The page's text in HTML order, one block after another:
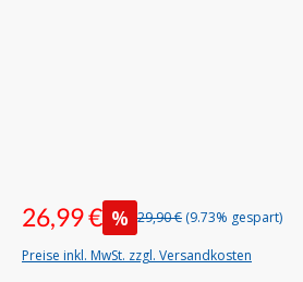
26,99 € % 29,90 € (9.73% gespart)
Preise inkl. MwSt. zzgl. Versandkosten